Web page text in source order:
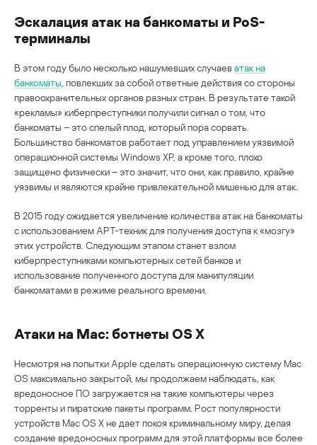
Эскалация атак на банкоматы и PoS-
терминалы
В этом году было несколько нашумевших случаеватак на
банкоматы , повлекших за собой ответные действия со стороны
правоохранительных органов разных стран. В результате такой
«рекламы» киберпреступники получили сигнал о том, что
банкоматы – это спелый плод, который пора сорвать.
Большинство банкоматов работает под управлением уязвимой
операционной системы Windows XP, а кроме того, плохо
защищено физически – это значит, что они, как правило, крайне
уязвимы и являются крайне привлекательной мишенью для атак.
В 2015 году ожидается увеличение количества атак на банкоматы
с использованием АРТ-техник для получения доступа к «мозгу»
этих устройств. Следующим этапом станет взлом
киберпреступниками компьютерных сетей банков и
использование полученного доступа для манипуляции
банкоматами в режиме реального времени.
Атаки на Мас: ботнеты OS X
Несмотря на попытки Apple сделать операционную систему Мас
OS максимально закрытой, мы продолжаем наблюдать, как
вредоносное ПО загружается на такие компьютеры через
торренты и пиратские пакеты программ. Рост популярности
устройств Mac OS X не дает покоя криминальному миру, делая
создание вредоносных программ для этой платформы все более